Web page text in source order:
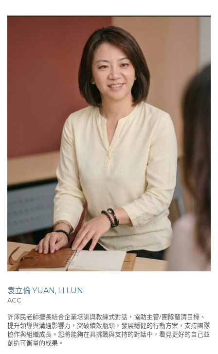
袁立倫 YUAN, LI LUN
ACC
許澤民老師擅長結合企業培訓與教練式對話，協助主管/團隊釐清目標、
提升領導與溝通影響力，突破績效瓶頸，發展穩健的行動方案，支持團隊
協作與組織成長。您將能夠在具挑戰與支持的對話中，看見更好的自己並
創造可衡量的成果。